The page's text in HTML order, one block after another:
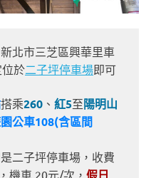
新北市三芝區興華里車
於二子坪停車場即可
搭乘260 、 紅5至陽明山
公車108(含區間
二子坪停車場，收費
機車 20元/次， 假日